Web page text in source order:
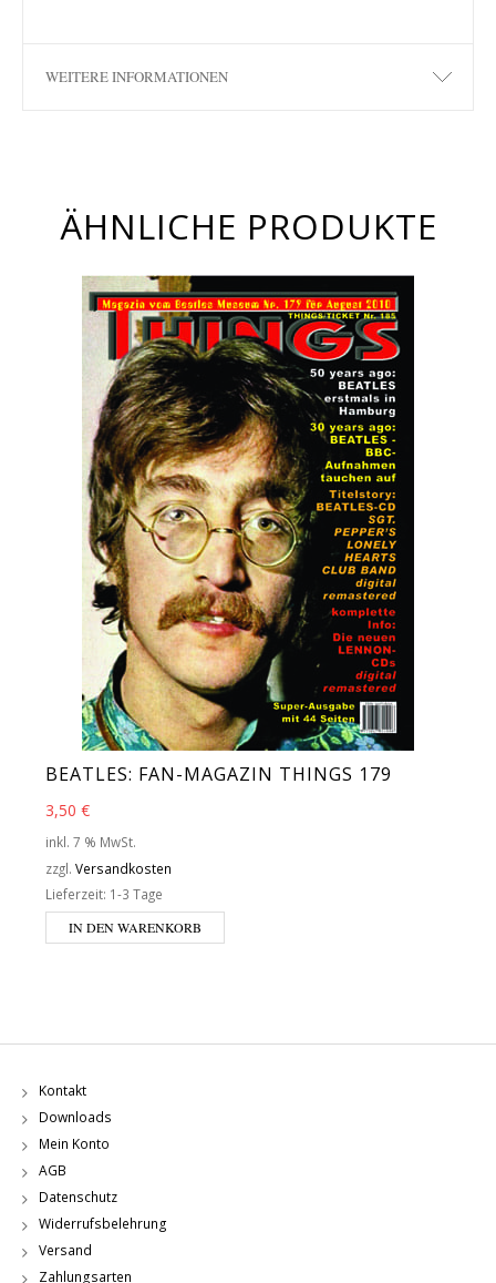
WEITERE INFORMATIONEN
ÄHNLICHE PRODUKTE
BEATLES: FAN-MAGAZIN THINGS 179
3,50 €
inkl. 7 % MwSt.
zzgl. Versandkosten
Lieferzeit: 1-3 Tage
IN DEN WARENKORB
Kontakt
Downloads
Mein Konto
AGB
Datenschutz
Widerrufsbelehrung
Versand
Zahlungsarten